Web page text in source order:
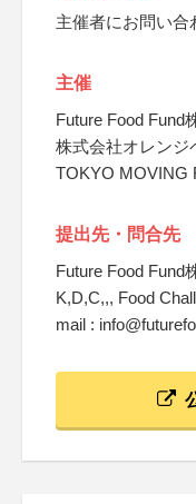
主催者にお問い合
主催
Future Food Fund
株式会社オレンジ
TOKYO MOVING
提出先・問合先
Future Food Fund
K,D,C,,, Food
mail :